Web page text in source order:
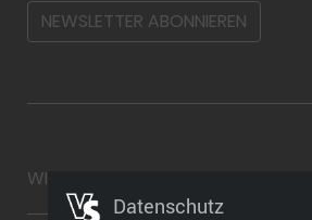
NEWSLETTER ABONNIEREN
WIDERRUF
Datenschutz